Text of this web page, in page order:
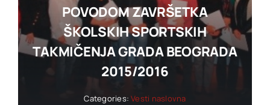
POVODOM ZAVRŠETKA
ŠKOLSKIH SPORTSKIH
TAKMIČENJA GRADA BEOGRADA
2015/2016
Categories:Vesti naslovna